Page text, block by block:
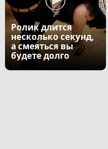
Ролик длится
несколько секунд,
а смеяться вы
будете долго